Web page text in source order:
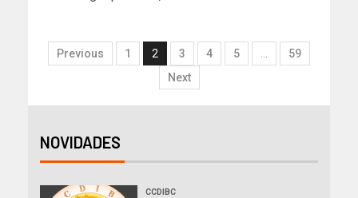
Previous 1 2 3 4 5
59
Next
NOVIDADES
CCDIBC